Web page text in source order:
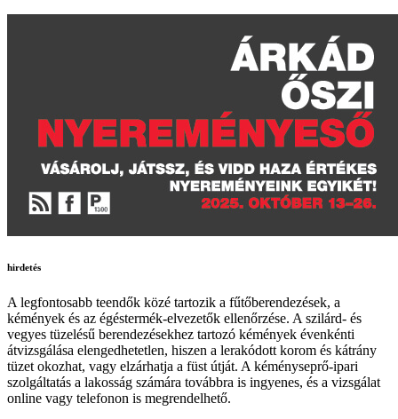
hirdetés
A legfontosabb teendők közé tartozik a fűtőberendezések, a
kémények és az égéstermék-elvezetők ellenőrzése. A szilárd- és
vegyes tüzelésű berendezésekhez tartozó kémények évenkénti
átvizsgálása elengedhetetlen, hiszen a lerakódott korom és kátrány
tüzet okozhat, vagy elzárhatja a füst útját. A kéményseprő-ipari
szolgáltatás a lakosság számára továbbra is ingyenes, és a vizsgálat
online vagy telefonon is megrendelhető.